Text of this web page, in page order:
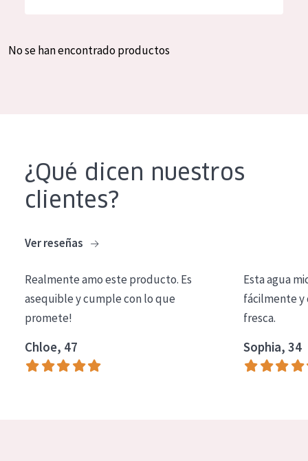
Crema de día
Crema de noche
Limpieza
COLECCIÓN
Essentials
Lift+
Spanish
No se han encontrado productos
¿Qué dicen nuestros
clientes?
Ver reseñas
Realmente amo este producto. Es
asequible y cumple con lo que
promete!
Chloe, 47
Esta agua
fácilmente y
fresca.
Sophia, 34